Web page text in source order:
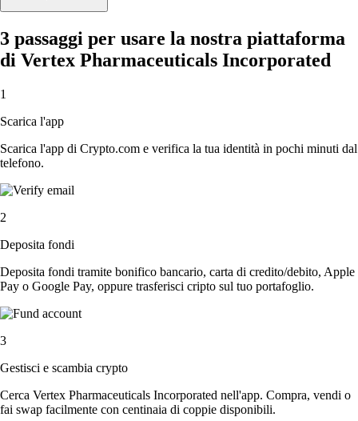
3 passaggi per usare la nostra piattaforma
di Vertex Pharmaceuticals Incorporated
1
Scarica l'app
Scarica l'app di Crypto.com e verifica la tua identità in pochi minuti dal
telefono.
2
Deposita fondi
Deposita fondi tramite bonifico bancario, carta di credito/debito, Apple
Pay o Google Pay, oppure trasferisci cripto sul tuo portafoglio.
3
Gestisci e scambia crypto
Cerca Vertex Pharmaceuticals Incorporated nell'app. Compra, vendi o
fai swap facilmente con centinaia di coppie disponibili.